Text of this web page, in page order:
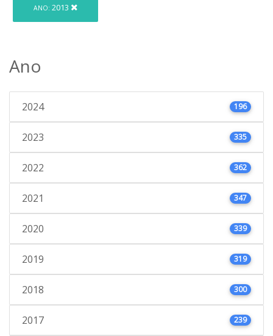
ANO: 2013
Ano
2024 196
2023 335
2022 362
2021 347
2020 339
2019 319
2018 300
2017 239